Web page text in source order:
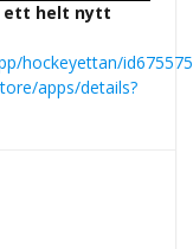
ett helt nytt
/hockeyettan/
apps/details?